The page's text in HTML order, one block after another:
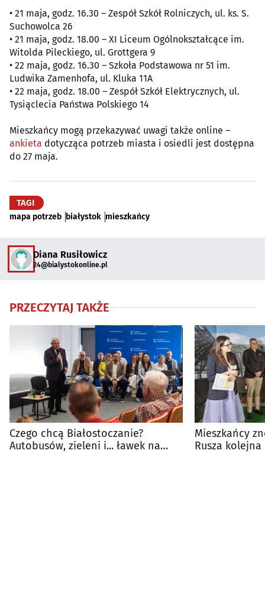
• 21 maja, godz. 16.30 – Zespół Szkół Rolniczych, ul. ks. S.
Suchowolca 26
• 21 maja, godz. 18.00 – XI Liceum Ogólnokształcące im.
Witolda Pileckiego, ul. Grottgera 9
• 22 maja, godz. 16.30 – Szkoła Podstawowa nr 51 im.
Ludwika Zamenhofa, ul. Kluka 11A
• 22 maja, godz. 18.00 – Zespół Szkół Elektrycznych, ul.
Tysiąclecia Państwa Polskiego 14
Mieszkańcy mogą przekazywać uwagi także online –
ankieta dotycząca potrzeb miasta i osiedli jest dostępna
do 27 maja.
TAGI
mapa potrzeb białystok mieszkańcy
Diana Rusiłowicz
24@bialystokonline.pl
PRZECZYTAJ TAKŻE
Czego chcą Białostoczanie?
Autobusów, zieleni i... ławek na
Mieszkańcy
Rusza